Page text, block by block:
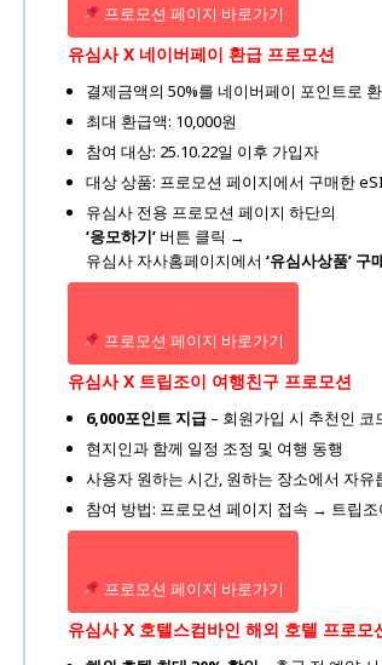
프로모션 페이지 바로가기
유심사 X 네이버페이 환급 프로모션
결제금액의 50%를 네이버페이 포인트로
최대 환급액: 10,000원
참여 대상: 25.10.22일 이후 가입자
대상 상품: 프로모션 페이지에서 구매한
유심사 전용 프로모션 페이지 하단의
‘응모하기’ 버튼 클릭 →
유심사 자사홈페이지에서 ‘유심사상품’ 구
프로모션 페이지 바로가기
유심사 X 트립조이 여행친구 프로모션
6,000포인트 지급 – 회원가입 시 추천인 코
현지인과 함께 일정 조정 및 여행 동행
사용자 원하는 시간, 원하는 장소에서 자유
참여 방법: 프로모션 페이지 접속 → 트립
프로모션 페이지 바로가기
유심사 X 호텔스컴바인 해외 호텔 프로모